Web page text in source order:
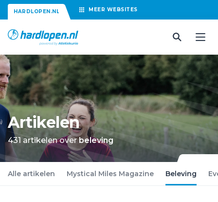
HARDLOPEN.NL MEER WEBSITES
Artikelen
431 artikelen overbeleving
Alle artikelen Mystical Miles Magazine Beleving